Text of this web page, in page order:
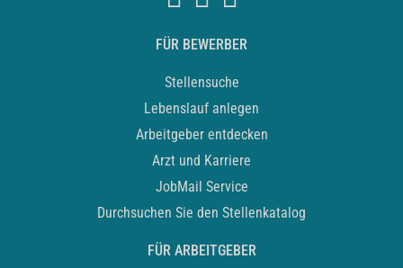
FÜR BEWERBER
Stellensuche
Lebenslauf anlegen
Arbeitgeber entdecken
Arzt und Karriere
JobMail Service
Durchsuchen Sie den Stellenkatalog
FÜR ARBEITGEBER